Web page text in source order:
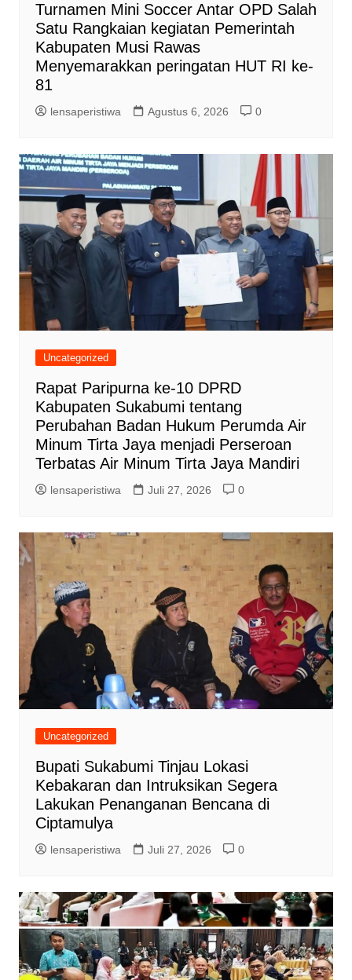
Turnamen Mini Soccer Antar OPD Salah
Satu Rangkaian kegiatan Pemerintah
Kabupaten Musi Rawas
Menyemarakkan peringatan HUT RI ke-
81
lensaperistiwa Agustus 6, 2026 0
Uncategorized
Rapat Paripurna ke-10 DPRD
Kabupaten Sukabumi tentang
Perubahan Badan Hukum Perumda Air
Minum Tirta Jaya menjadi Perseroan
Terbatas Air Minum Tirta Jaya Mandiri
lensaperistiwa Juli 27, 2026 0
Uncategorized
Bupati Sukabumi Tinjau Lokasi
Kebakaran dan Intruksikan Segera
Lakukan Penanganan Bencana di
Ciptamulya
lensaperistiwa Juli 27, 2026 0